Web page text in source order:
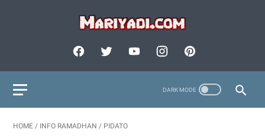
HOME / INFO RAMADHAN / PIDATO